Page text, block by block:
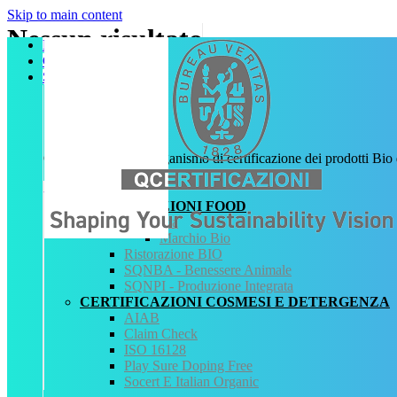
Skip to main content
Home
Chi Siamo
Servizi
QCertificazioni è l’organismo di certificazione dei prodotti
Scopri di Più
CERTIFICAZIONI FOOD
Biologica
Marchio Bio
Ristorazione BIO
SQNBA - Benessere Animale
SQNPI - Produzione Integrata
CERTIFICAZIONI COSMESI E DETERGENZA
AIAB
Claim Check
ISO 16128
Play Sure Doping Free
Socert E Italian Organic
Nessun risultato
Sembra che non riusciamo a trovare cosa cerchi. Probabilmente la
REGISTRO CERTIFICATI
AREA DOWNLOAD
POLITICA QHSE
FAQ – DOMANDE FREQUENTI
CONTATTI
BIOLOGICA
MEZZI TECNICI